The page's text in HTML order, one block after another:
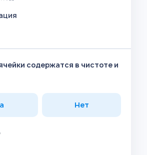
содержатся в чистоте и
Нет